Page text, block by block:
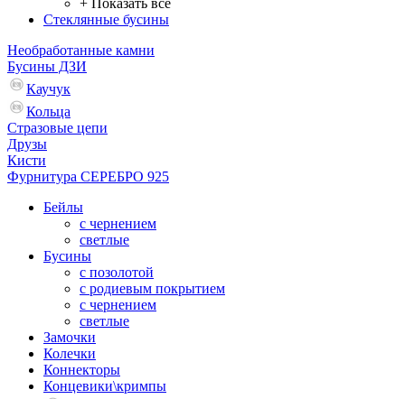
Стеклянные бусины
Необработанные камни
Бусины ДЗИ
Каучук
Кольца
Стразовые цепи
Друзы
Кисти
Фурнитура СЕРЕБРО 925
Бейлы
с чернением
светлые
Бусины
с позолотой
с родиевым покрытием
с чернением
светлые
Замочки
Колечки
Коннекторы
Концевики\кримпы